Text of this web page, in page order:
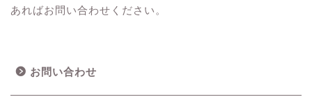
あればお問い合わせください。
お問い合わせ